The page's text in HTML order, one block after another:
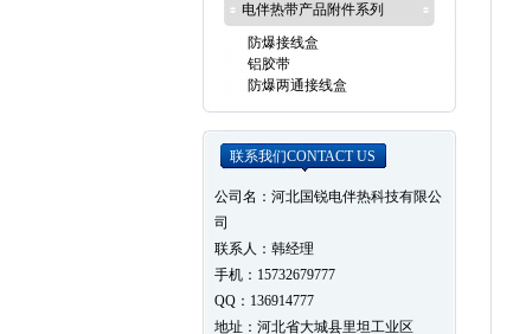
电伴热带产品附件系列
防爆接线盒
铝胶带
防爆两通接线盒
联系我们CONTACT US
公司名：河北国锐电伴热科技有限公
司
联系人：韩经理
手机：15732679777
QQ：136914777
地址：河北省大城县里坦工业区